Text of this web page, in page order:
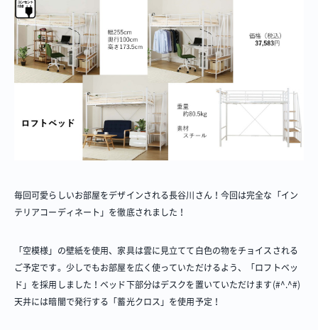
毎回可愛らしいお部屋をデザインされる長谷川さん！今回は完全な「イン
テリアコーディネート」を徹底されました！
「空模様」の壁紙を使用、家具は雲に見立てて白色の物をチョイスされる
ご予定です。少しでもお部屋を広く使っていただけるよう、「ロフトベッ
ド」を採用しました！ベッド下部分はデスクを置いていただけます(#^.^#)
天井には暗闇で発行する「蓄光クロス」を使用予定！